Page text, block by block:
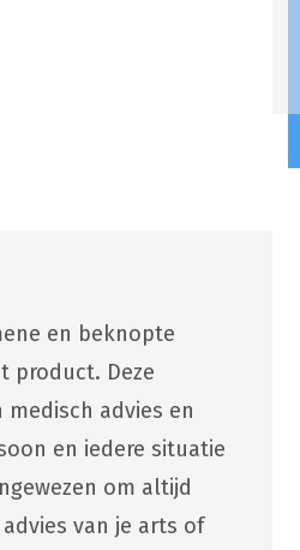
en beknopte
product. Deze
advies en
en iedere situatie
om altijd
van je arts of